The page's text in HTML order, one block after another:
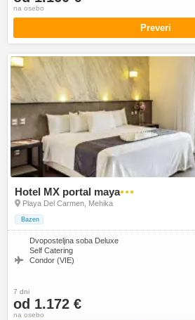
na osebo
Preveri
Hotel MX portal maya●●●
Playa Del Carmen, Mehika
Bazen
Dvoposteljna soba Deluxe
Self Catering
Condor (VIE)
7 dni
od 1.172 €
na osebo